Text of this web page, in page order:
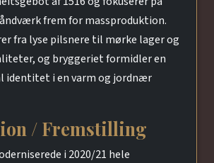
frem for massproduktion.
fra lyse pilsnere til mørke lager og
og bryggeriet formidler en
identitet i en varm og jordnær
/ Fremstilling
i 2020/21 hele